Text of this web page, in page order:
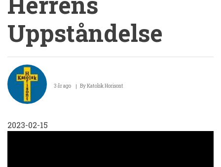
Uppståndelse
Fastetiden
-
förberedelse
Herrens
3 år ago ByKatolsk Horisont
2023-02-15